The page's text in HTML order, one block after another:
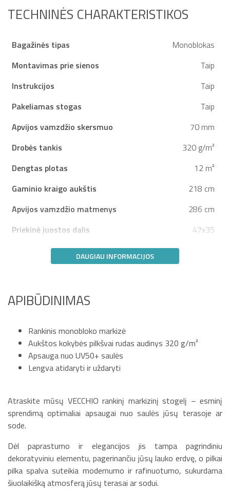
TECHNINĖS CHARAKTERISTIKOS
Bagažinės tipas
Monoblokas
Montavimas prie sienos
Taip
Instrukcijos
Taip
Pakeliamas stogas
Taip
Apvijos vamzdžio skersmuo
70 mm
Drobės tankis
320 g/m²
Dengtas plotas
12 m²
Gaminio kraigo aukštis
218 cm
Apvijos vamzdžio matmenys
286 cm
Priekinė juostos dalis
47x35
DAUGIAU INFORMACIJOS
APIBŪDINIMAS
Rankinis monobloko markizė
Aukštos kokybės pilkšvai rudas audinys 320 g/m²
Apsauga nuo UV50+ saulės
Lengva atidaryti ir uždaryti
Atraskite mūsų VECCHIO rankinį markizinį stogelį – esminį
sprendimą optimaliai apsaugai nuo saulės jūsų terasoje ar
sode.
Dėl paprastumo ir elegancijos jis tampa pagrindiniu
dekoratyviniu elementu, pagerinančiu jūsų lauko erdvę, o pilkai
pilka spalva suteikia modernumo ir rafinuotumo, sukurdama
šiuolaikišką atmosferą jūsų terasai ar sodui.